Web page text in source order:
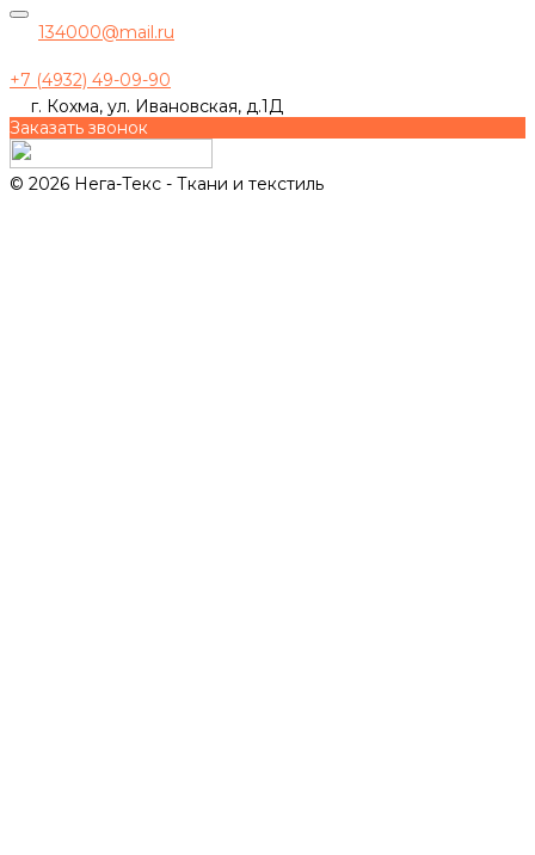
134000@mail.ru
+7 (4932) 49-09-90
г. Кохма, ул. Ивановская, д.1Д
Заказать звонок
© 2026 Нега-Текс - Ткани и текстиль